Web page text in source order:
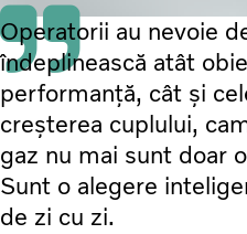
Operatorii au nevoie
îndeplinească atât
performanță, cât și
creșterea cuplului,
gaz nu mai sunt doar
Sunt o alegere
de zi cu zi.